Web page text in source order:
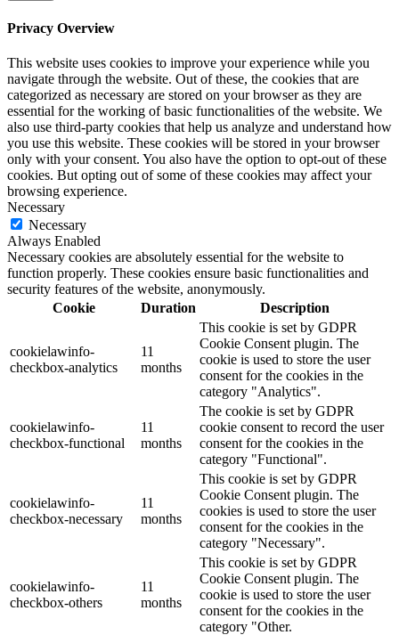
Privacy Overview
This website uses cookies to improve your experience while you
navigate through the website. Out of these, the cookies that are
categorized as necessary are stored on your browser as they are
essential for the working of basic functionalities of the website. We
also use third-party cookies that help us analyze and understand how
you use this website. These cookies will be stored in your browser
only with your consent. You also have the option to opt-out of these
cookies. But opting out of some of these cookies may affect your
browsing experience.
Necessary
Necessary
Always Enabled
Necessary cookies are absolutely essential for the website to
function properly. These cookies ensure basic functionalities and
security features of the website, anonymously.
Cookie
Duration Description
cookielawinfo-
checkbox-analytics
11
months
This cookie is set by GDPR
Cookie Consent plugin. The
cookie is used to store the user
consent for the cookies in the
category "Analytics".
cookielawinfo-
checkbox-functional
11
months
The cookie is set by GDPR
cookie consent to record the user
consent for the cookies in the
category "Functional".
cookielawinfo-
checkbox-necessary
11
months
This cookie is set by GDPR
Cookie Consent plugin. The
cookies is used to store the user
consent for the cookies in the
category "Necessary".
cookielawinfo-
checkbox-others
11
months
This cookie is set by GDPR
Cookie Consent plugin. The
cookie is used to store the user
consent for the cookies in the
category "Other.